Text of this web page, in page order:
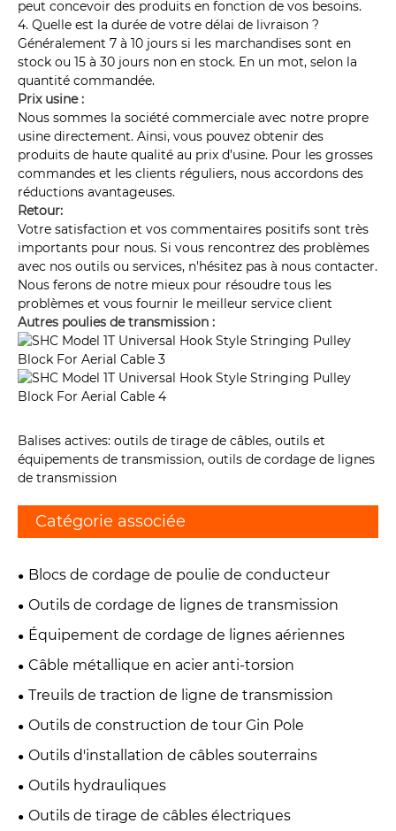
peut concevoir des produits en fonction de vos besoins.
4. Quelle est la durée de votre délai de livraison ?
Généralement 7 à 10 jours si les marchandises sont en
stock ou 15 à 30 jours non en stock. En un mot, selon la
quantité commandée.
Prix ​​usine :
Nous sommes la société commerciale avec notre propre
usine directement. Ainsi, vous pouvez obtenir des
produits de haute qualité au prix d’usine. Pour les grosses
commandes et les clients réguliers, nous accordons des
réductions avantageuses.
Retour:
Votre satisfaction et vos commentaires positifs sont très
importants pour nous. Si vous rencontrez des problèmes
avec nos outils ou services, n'hésitez pas à nous contacter.
Nous ferons de notre mieux pour résoudre tous les
problèmes et vous fournir le meilleur service client
Autres poulies de transmission :
Balises actives: outils de tirage de câbles, outils et
équipements de transmission, outils de cordage de lignes
de transmission
Catégorie associée
Blocs de cordage de poulie de conducteur
Outils de cordage de lignes de transmission
Équipement de cordage de lignes aériennes
Câble métallique en acier anti-torsion
Treuils de traction de ligne de transmission
Outils de construction de tour Gin Pole
Outils d'installation de câbles souterrains
Outils hydrauliques
Outils de tirage de câbles électriques